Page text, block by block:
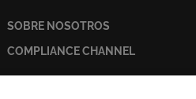
SOBRE NOSOTROS
COMPLIANCE CHANNEL